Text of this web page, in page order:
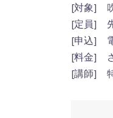
[対象]
[定員]
[申込] 電
[料金] さ
[講師]